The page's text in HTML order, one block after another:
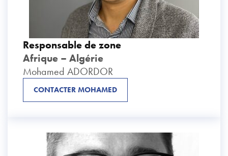
Responsable de zone
Afrique – Algérie
Mohamed ADORDOR
CONTACTER MOHAMED